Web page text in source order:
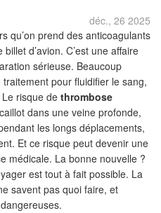
déc., 26 2025
qu’on prend des anticoagulants
d’avion. C’est une affaire
sérieuse. Beaucoup
pour fluidifier le sang,
Le risque de thrombose
dans une veine profonde,
les longs déplacements,
Et ce risque peut devenir une
médicale. La bonne nouvelle ?
est tout à fait possible. La
savent pas quoi faire, et